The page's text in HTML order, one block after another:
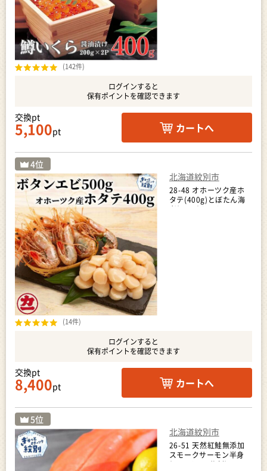
(142件)
ログインすると
保有ポイントを確認できます
交換pt
5,100pt カートへ
(14件)
北海道紋別市
28-48 オホーツク産ホ
タテ(400g)とぼたん海
老(500g)セット
ログインすると
保有ポイントを確認できます
交換pt
8,400pt カートへ
北海道紋別市
26-51 天然紅鮭無添加
スモークサーモン半身
(スライス４分割)